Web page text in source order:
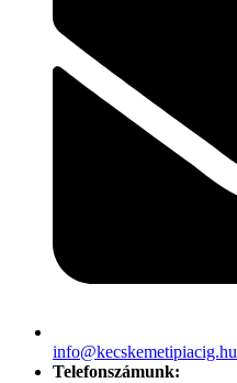
info@kecskemetipiacig.hu
Telefonszámunk: